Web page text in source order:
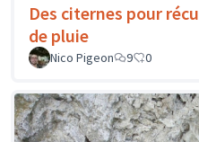
Des citernes pour
de pluie
Nico Pigeon
9 0